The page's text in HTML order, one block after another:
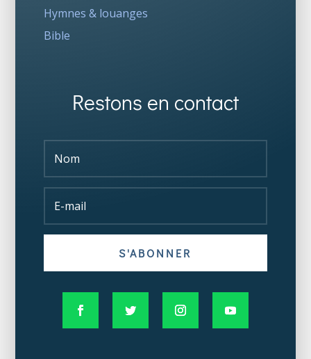
Hymnes & louanges
Bible
Restons en contact
S'ABONNER